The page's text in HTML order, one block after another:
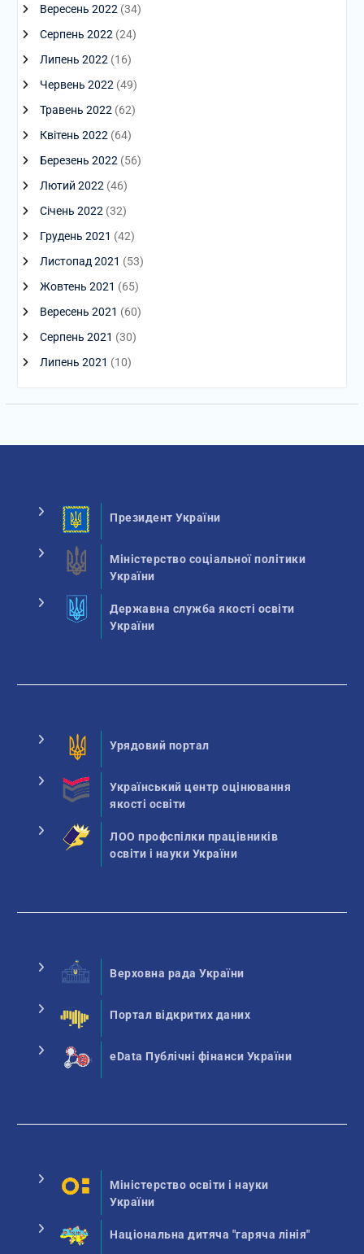
Вересень 2022 (34)
Серпень 2022 (24)
Липень 2022 (16)
Червень 2022 (49)
Травень 2022 (62)
Квітень 2022 (64)
Березень 2022 (56)
Лютий 2022 (46)
Січень 2022 (32)
Грудень 2021 (42)
Листопад 2021 (53)
Жовтень 2021 (65)
Вересень 2021 (60)
Серпень 2021 (30)
Липень 2021 (10)
Президент України
Міністерство соціальної політики
України
Державна служба якості освіти
України
Урядовий портал
Український центр оцінювання
якості освіти
ЛОО профспілки працівників
освіти і науки України
Верховна рада України
Портал відкритих даних
eData Публічні фінанси України
Міністерство освіти і науки
України
Національна дитяча "гаряча лінія"